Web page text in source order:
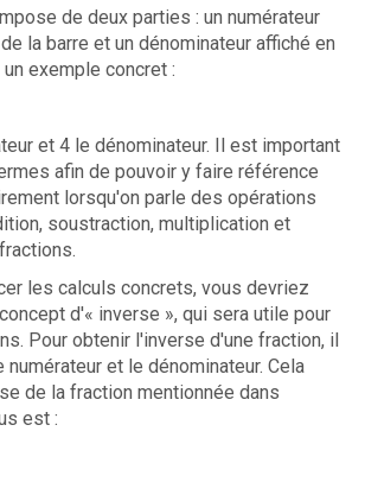
de deux parties : un numérateur
la barre et un dénominateur affiché en
exemple concret :
et 4 le dénominateur. Il est important
afin de pouvoir y faire référence
lorsqu'on parle des opérations
soustraction, multiplication et
les calculs concrets, vous devriez
d'« inverse », qui sera utile pour
Pour obtenir l'inverse d'une fraction, il
et le dénominateur. Cela
de la fraction mentionnée dans
est :